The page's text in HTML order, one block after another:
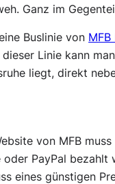
Ganz im
Buslinie von MFB
dieser Linie kann
liegt, direkt
von MFB
oder PayPal
eines günstigen